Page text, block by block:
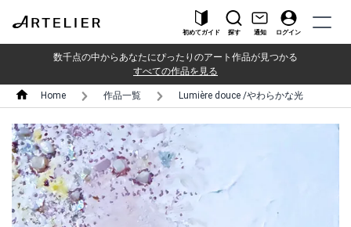
初めてガイド 探す 通知 ログイン
数千点の中からあなたにぴったりのアート作品が見つかる
すべての作品を見る
Home 作品一覧 Lumière douce /やわらかな光